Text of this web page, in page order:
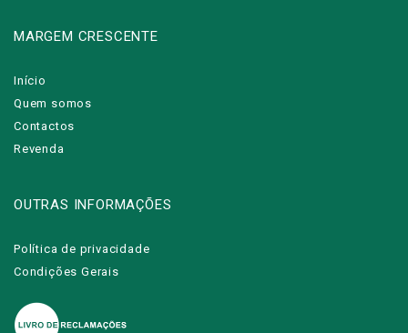
MARGEM CRESCENTE
Início
Quem somos
Contactos
Revenda
OUTRAS INFORMAÇÕES
Política de privacidade
Condições Gerais